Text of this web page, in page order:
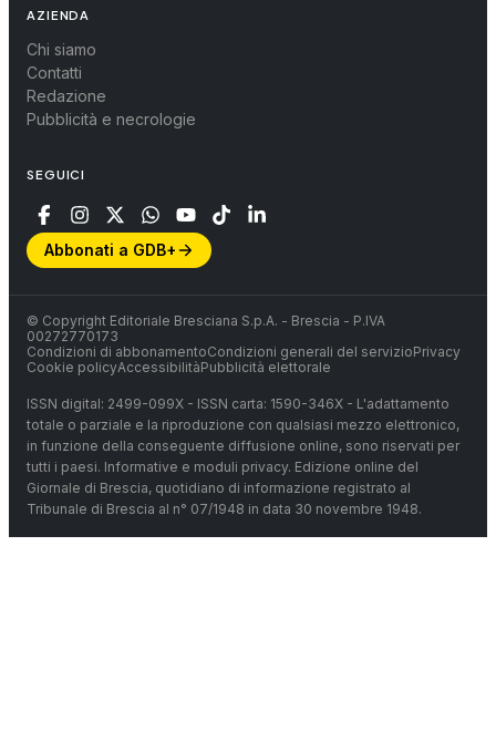
AZIENDA
Chi siamo
Contatti
Redazione
Pubblicità e necrologie
SEGUICI
Abbonati a GDB+
© Copyright Editoriale Bresciana S.p.A. - Brescia - P.IVA
00272770173
Condizioni di abbonamentoCondizioni generali del servizioPrivacy
Cookie policyAccessibilitàPubblicità elettorale
ISSN digital: 2499-099X - ISSN carta: 1590-346X - L'adattamento
totale o parziale e la riproduzione con qualsiasi mezzo elettronico,
in funzione della conseguente diffusione online, sono riservati per
tutti i paesi. Informative e moduli privacy. Edizione online del
Giornale di Brescia, quotidiano di informazione registrato al
Tribunale di Brescia al n° 07/1948 in data 30 novembre 1948.